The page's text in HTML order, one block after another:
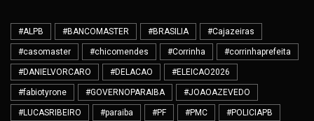
#ALPB #BANCOMASTER #BRASILIA #Cajazeiras
#casomaster #chicomendes #Corrinha #corrinhaprefeita
#DANIELVORCARO #DELACAO #ELEICAO2026
#fabiotyrone #GOVERNOPARAIBA #JOAOAZEVEDO
#LUCASRIBEIRO #paraiba #PF #PMC #POLICIAPB